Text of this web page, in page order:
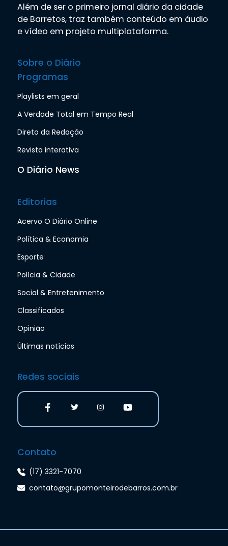
Além de ser o primeiro jornal diário da cidade
de Barretos, traz também conteúdo em áudio
e vídeo em projeto multiplataforma.
Sobre o Diário
Programas
Playlists em geral
A Verdade Total em Tempo Real
Direto da Redação
Revista interativa
O Diário News
Editorias
Acervo O Diário Online
Política & Economia
Esporte
Polícia & Cidade
Social & Entretenimento
Classificados
Opinião
Últimas notícias
Redes sociais
Contato
(17) 3321-7070
contato@grupomonteirodebarros.com.br